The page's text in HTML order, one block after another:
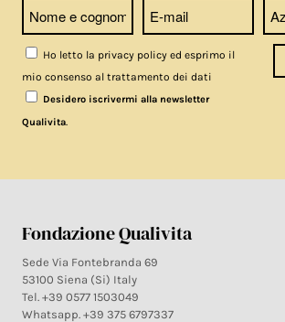
Ho letto la privacy policy ed esprimo il
mio consenso al trattamento dei dati
Desidero iscrivermi alla newsletter
Qualivita
Fondazione Qualivita
Sede Via Fontebranda 69
53100 Siena (Si) Italy
Tel. +39 0577 1503049
Whatsapp. +39 375 6797337